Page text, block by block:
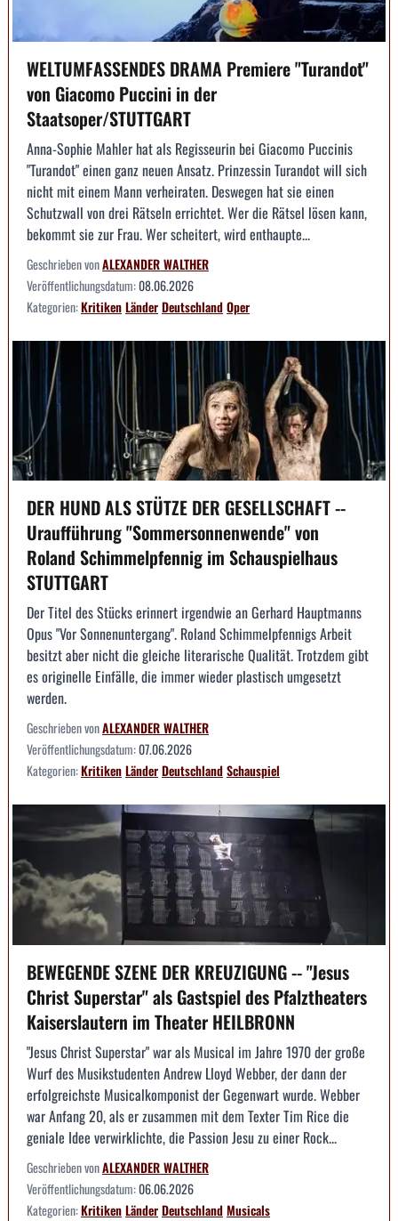
WELTUMFASSENDES DRAMA Premiere "Turandot"
von Giacomo Puccini in der
Staatsoper/STUTTGART
Anna-Sophie Mahler hat als Regisseurin bei Giacomo Puccinis
"Turandot" einen ganz neuen Ansatz. Prinzessin Turandot will sich
nicht mit einem Mann verheiraten. Deswegen hat sie einen
Schutzwall von drei Rätseln errichtet. Wer die Rätsel lösen kann,
bekommt sie zur Frau. Wer scheitert, wird enthaupte...
Geschrieben vonALEXANDER WALTHER
Veröffentlichungsdatum:08.06.2026
Kategorien:KritikenLänderDeutschlandOper
DER HUND ALS STÜTZE DER GESELLSCHAFT --
Uraufführung "Sommersonnenwende" von
Roland Schimmelpfennig im Schauspielhaus
STUTTGART
Der Titel des Stücks erinnert irgendwie an Gerhard Hauptmanns
Opus "Vor Sonnenuntergang". Roland Schimmelpfennigs Arbeit
besitzt aber nicht die gleiche literarische Qualität. Trotzdem gibt
es originelle Einfälle, die immer wieder plastisch umgesetzt
werden.
Geschrieben vonALEXANDER WALTHER
Veröffentlichungsdatum:07.06.2026
Kategorien:KritikenLänderDeutschlandSchauspiel
BEWEGENDE SZENE DER KREUZIGUNG -- "Jesus
Christ Superstar" als Gastspiel des Pfalztheaters
Kaiserslautern im Theater HEILBRONN
"Jesus Christ Superstar" war als Musical im Jahre 1970 der große
Wurf des Musikstudenten Andrew Lloyd Webber, der dann der
erfolgreichste Musicalkomponist der Gegenwart wurde. Webber
war Anfang 20, als er zusammen mit dem Texter Tim Rice die
geniale Idee verwirklichte, die Passion Jesu zu einer Rock...
Geschrieben vonALEXANDER WALTHER
Veröffentlichungsdatum:06.06.2026
Kategorien:KritikenLänderDeutschlandMusicals